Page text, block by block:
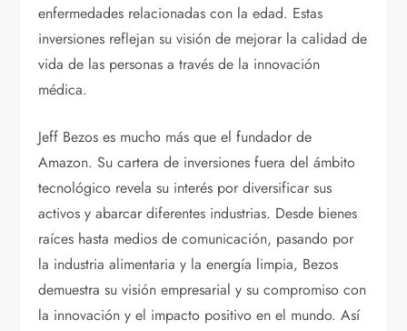
enfermedades relacionadas con la edad. Estas
inversiones reflejan su visión de mejorar la calidad de
vida de las personas a través de la innovación
médica.
Jeff Bezos es mucho más que el fundador de
Amazon. Su cartera de inversiones fuera del ámbito
tecnológico revela su interés por diversificar sus
activos y abarcar diferentes industrias. Desde bienes
raíces hasta medios de comunicación, pasando por
la industria alimentaria y la energía limpia, Bezos
demuestra su visión empresarial y su compromiso con
la innovación y el impacto positivo en el mundo. Así